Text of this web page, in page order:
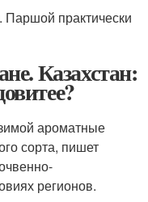
Паршой практически
Казахстан:
ароматные
сорта, пишет
регионов.